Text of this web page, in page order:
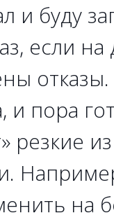
и буду
если
отказы.
и пора
резкие
на